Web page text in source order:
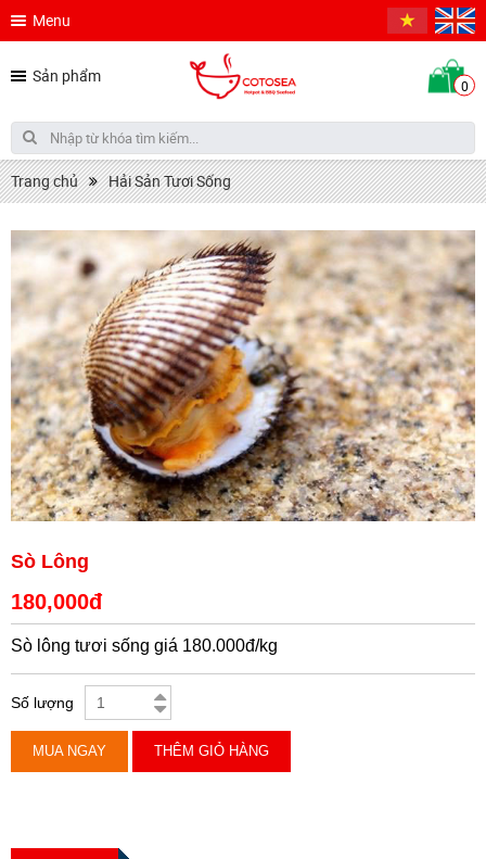
Menu
Sản phẩm 0
Trang chủ Hải Sản Tươi Sống
Sò Lông
180,000đ
Sò lông tươi sống giá 180.000đ/kg
Số lượng
MUA NGAY THÊM GIỎ HÀNG